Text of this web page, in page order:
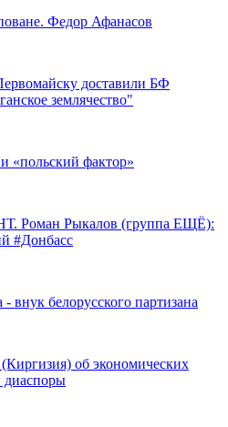
Федор Афанасов
доставили БФ
землячество"
«польский фактор»
Рыкалов (группа ЕЩЁ):
#Донбасс
белорусского партизана
об экономических
диаспоры